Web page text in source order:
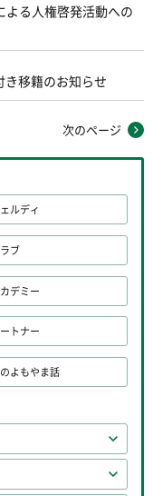
よる人権啓発活動への
き移籍のお知らせ
次のページ
ルディ
ブ
デミー
トナー
よもやま話